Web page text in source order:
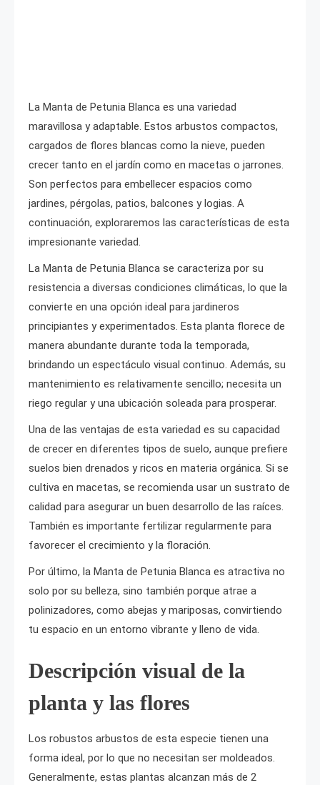
La Manta de Petunia Blanca es una variedad
maravillosa y adaptable. Estos arbustos compactos,
cargados de flores blancas como la nieve, pueden
crecer tanto en el jardín como en macetas o jarrones.
Son perfectos para embellecer espacios como
jardines, pérgolas, patios, balcones y logias. A
continuación, exploraremos las características de esta
impresionante variedad.
La Manta de Petunia Blanca se caracteriza por su
resistencia a diversas condiciones climáticas, lo que la
convierte en una opción ideal para jardineros
principiantes y experimentados. Esta planta florece de
manera abundante durante toda la temporada,
brindando un espectáculo visual continuo. Además, su
mantenimiento es relativamente sencillo; necesita un
riego regular y una ubicación soleada para prosperar.
Una de las ventajas de esta variedad es su capacidad
de crecer en diferentes tipos de suelo, aunque prefiere
suelos bien drenados y ricos en materia orgánica. Si se
cultiva en macetas, se recomienda usar un sustrato de
calidad para asegurar un buen desarrollo de las raíces.
También es importante fertilizar regularmente para
favorecer el crecimiento y la floración.
Por último, la Manta de Petunia Blanca es atractiva no
solo por su belleza, sino también porque atrae a
polinizadores, como abejas y mariposas, convirtiendo
tu espacio en un entorno vibrante y lleno de vida.
Descripción visual de la
planta y las flores
Los robustos arbustos de esta especie tienen una
forma ideal, por lo que no necesitan ser moldeados.
Generalmente, estas plantas alcanzan más de 2